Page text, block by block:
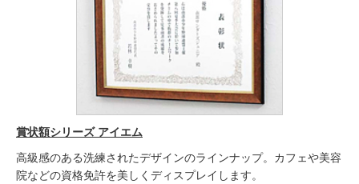
賞状額シリーズ アイエム
高級感のある洗練されたデザインのラインナップ。カフェや美容
院などの資格免許を美しくディスプレイします。